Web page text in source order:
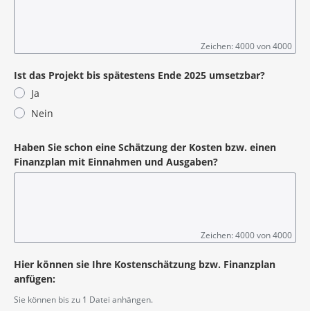
Zeichen: 4000 von 4000
Ist das Projekt bis spätestens Ende 2025 umsetzbar?
Ja
Nein
Haben Sie schon eine Schätzung der Kosten bzw. einen
Finanzplan mit Einnahmen und Ausgaben?
Zeichen: 4000 von 4000
Hier können sie Ihre Kostenschätzung bzw. Finanzplan
anfügen:
Sie können bis zu 1 Datei anhängen.